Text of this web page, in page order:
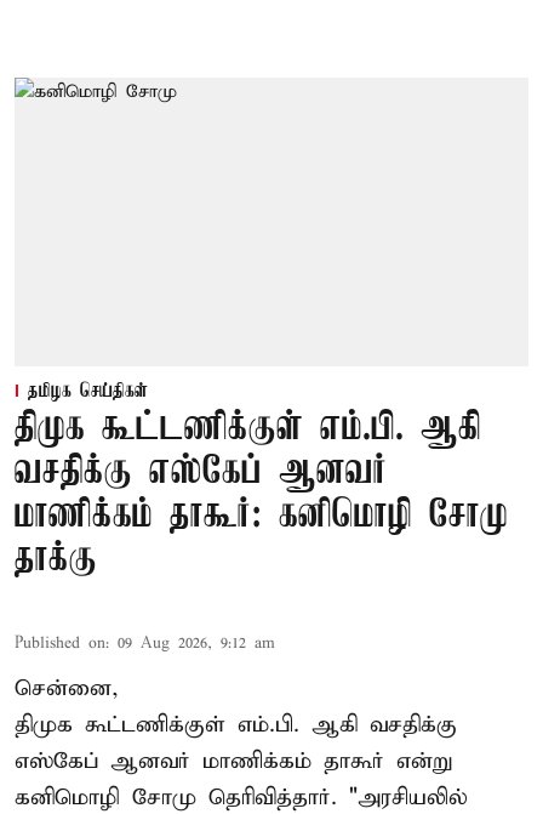
தமிழக செய்திகள்
திமுக கூட்டணிக்குள் எம்.பி. ஆகி
வசதிக்கு எஸ்கேப் ஆனவர்
மாணிக்கம் தாகூர்: கனிமொழி சோமு
தாக்கு
Published on: 09 Aug 2026, 9:12 am
சென்னை,
திமுக கூட்டணிக்குள் எம்.பி. ஆகி வசதிக்கு
எஸ்கேப் ஆனவர் மாணிக்கம் தாகூர் என்று
கனிமொழி சோமு தெரிவித்தார். "அரசியலில்